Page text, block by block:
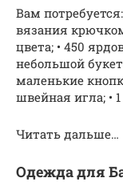
Вам
вязания
цвета; • 450
небольшой
маленькие
швейная игла; • 1
Читать дальше…
Одежда для